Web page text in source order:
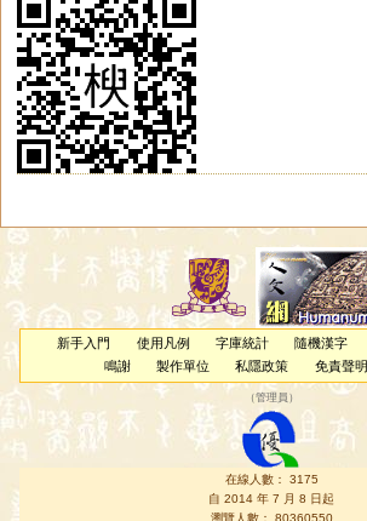
釪 鮽 筎 螸 籅 曘 蝡
新手入門 使用凡例 字庫統計 隨機漢字
鳴謝
製作單位 私隱政策 免責聲明
（管理員 ）
在線人數： 3175
自 2014 年 7 月 8 日起
瀏覽人數： 80360550